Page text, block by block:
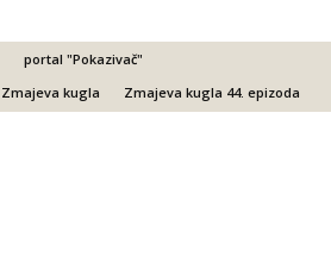
portal "Pokazivač"
Zmajeva kugla Zmajeva kugla 44. epizoda